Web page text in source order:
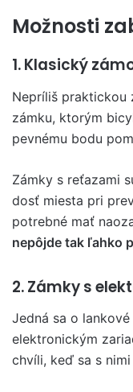
Možnosti
1. Klasický
Nepríliš praktickou
zámku, ktorým
pevnému bodu
Zámky s reťazami
dosť miesta pri
potrebné mať
nepôjde tak ľahko
2. Zámky s
Jedná sa o
elektronickým
chvíli, keď sa s